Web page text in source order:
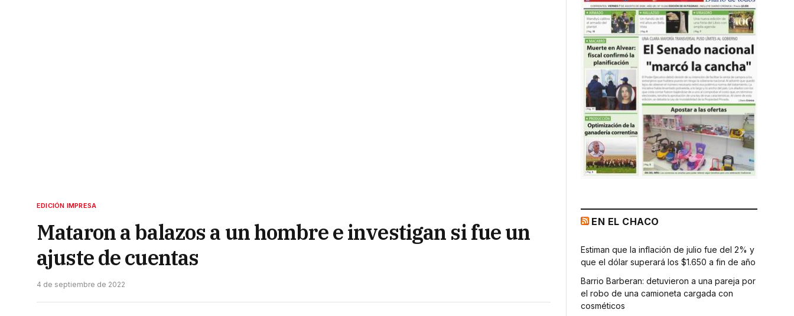
EDICIÓN IMPRESA
Mataron a balazos a un hombre e investigan si fue un
ajuste de cuentas
4 de septiembre de 2022
EN EL CHACO
Estiman que la inflación de julio fue del 2% y
que el dólar superará los $1.650 a fin de año
Barrio Barberan: detuvieron a una pareja por
el robo de una camioneta cargada con
cosméticos